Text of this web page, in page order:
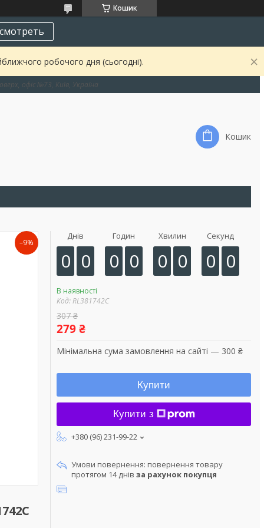
Кошик
робочого дня (сьогодні).
офіс №73, Київ, Україна
Кошик
–9%
Днів
0 0
Годин
0 0
Хвилин
0 0
Секунд
0 0
В наявності
Код:RL381742C
307 ₴
279 ₴
Мінімальна сума замовлення на сайті — 300 ₴
Купити
Купити з
+380 (96) 231-99-22
повернення товару
протягом 14 днів за рахунок покупця